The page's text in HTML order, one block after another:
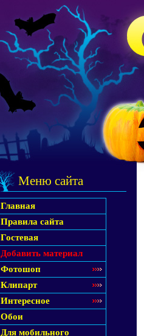
Меню сайта
Главная
Правила сайта
Гостевая
Добавить материал
Фотошоп
Клипарт
Интересное
Обои
Для мобильного